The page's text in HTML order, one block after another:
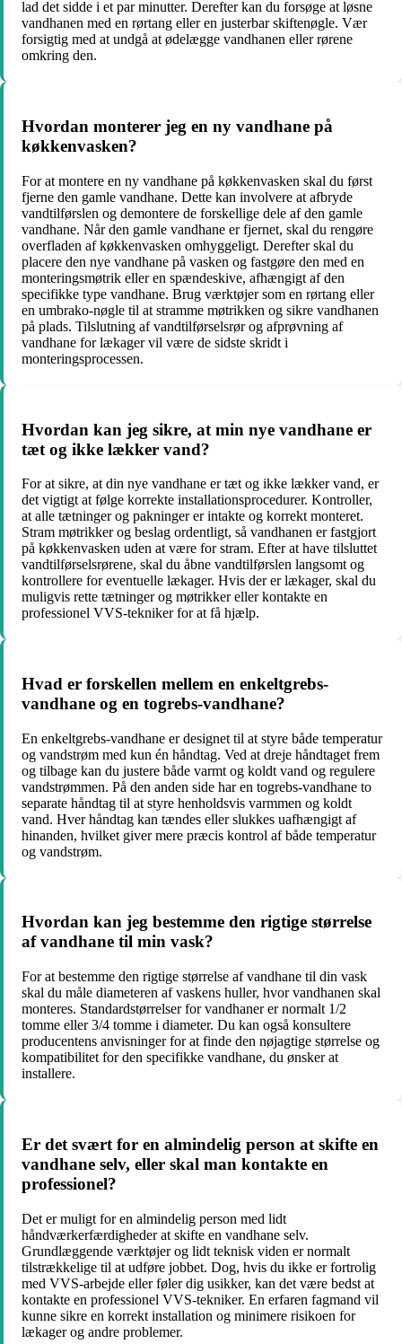
lad det sidde i et par minutter. Derefter kan du forsøge at løsne
vandhanen med en rørtang eller en justerbar skiftenøgle. Vær
forsigtig med at undgå at ødelægge vandhanen eller rørene
omkring den.
Hvordan monterer jeg en ny vandhane på
køkkenvasken?
For at montere en ny vandhane på køkkenvasken skal du først
fjerne den gamle vandhane. Dette kan involvere at afbryde
vandtilførslen og demontere de forskellige dele af den gamle
vandhane. Når den gamle vandhane er fjernet, skal du rengøre
overfladen af køkkenvasken omhyggeligt. Derefter skal du
placere den nye vandhane på vasken og fastgøre den med en
monteringsmøtrik eller en spændeskive, afhængigt af den
specifikke type vandhane. Brug værktøjer som en rørtang eller
en umbrako-nøgle til at stramme møtrikken og sikre vandhanen
på plads. Tilslutning af vandtilførselsrør og afprøvning af
vandhane for lækager vil være de sidste skridt i
monteringsprocessen.
Hvordan kan jeg sikre, at min nye vandhane er
tæt og ikke lækker vand?
For at sikre, at din nye vandhane er tæt og ikke lækker vand, er
det vigtigt at følge korrekte installationsprocedurer. Kontroller,
at alle tætninger og pakninger er intakte og korrekt monteret.
Stram møtrikker og beslag ordentligt, så vandhanen er fastgjort
på køkkenvasken uden at være for stram. Efter at have tilsluttet
vandtilførselsrørene, skal du åbne vandtilførslen langsomt og
kontrollere for eventuelle lækager. Hvis der er lækager, skal du
muligvis rette tætninger og møtrikker eller kontakte en
professionel VVS-tekniker for at få hjælp.
Hvad er forskellen mellem en enkeltgrebs-
vandhane og en togrebs-vandhane?
En enkeltgrebs-vandhane er designet til at styre både temperatur
og vandstrøm med kun én håndtag. Ved at dreje håndtaget frem
og tilbage kan du justere både varmt og koldt vand og regulere
vandstrømmen. På den anden side har en togrebs-vandhane to
separate håndtag til at styre henholdsvis varmmen og koldt
vand. Hver håndtag kan tændes eller slukkes uafhængigt af
hinanden, hvilket giver mere præcis kontrol af både temperatur
og vandstrøm.
Hvordan kan jeg bestemme den rigtige størrelse
af vandhane til min vask?
For at bestemme den rigtige størrelse af vandhane til din vask
skal du måle diameteren af vaskens huller, hvor vandhanen skal
monteres. Standardstørrelser for vandhaner er normalt 1/2
tomme eller 3/4 tomme i diameter. Du kan også konsultere
producentens anvisninger for at finde den nøjagtige størrelse og
kompatibilitet for den specifikke vandhane, du ønsker at
installere.
Er det svært for en almindelig person at skifte en
vandhane selv, eller skal man kontakte en
professionel?
Det er muligt for en almindelig person med lidt
håndværkerfærdigheder at skifte en vandhane selv.
Grundlæggende værktøjer og lidt teknisk viden er normalt
tilstrækkelige til at udføre jobbet. Dog, hvis du ikke er fortrolig
med VVS-arbejde eller føler dig usikker, kan det være bedst at
kontakte en professionel VVS-tekniker. En erfaren fagmand vil
kunne sikre en korrekt installation og minimere risikoen for
lækager og andre problemer.